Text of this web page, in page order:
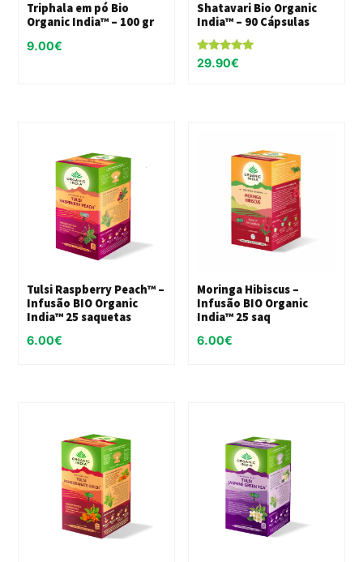
Triphala em pó Bio
Organic India™ – 100 gr
9.00€
Shatavari Bio Organic
India™ – 90 Cápsulas
Avaliação
5.00
29.90€
Tulsi Raspberry Peach™ –
Infusão BIO Organic
India™ 25 saquetas
6.00€
Moringa Hibiscus –
Infusão BIO Organic
India™ 25 saq
6.00€